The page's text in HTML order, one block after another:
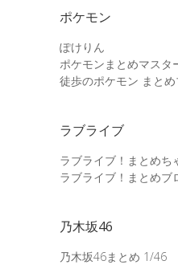
ポケモン
ぽけりん
ポケモンまとめマスタ
徒歩のポケモン まと
ラブライブ
ラブライブ！まとめち
ラブライブ！まとめ
乃木坂46
乃木坂46まとめ 1/46